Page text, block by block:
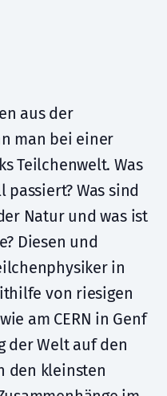
aus der
man bei einer
Teilchenwelt. Was
Was sind
Natur und was ist
Diesen und
in
von riesigen
am CERN in Genf
der Welt auf den
den kleinsten